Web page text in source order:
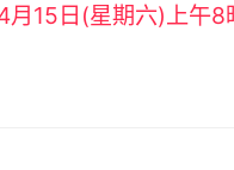
月15日(星期六)上午8